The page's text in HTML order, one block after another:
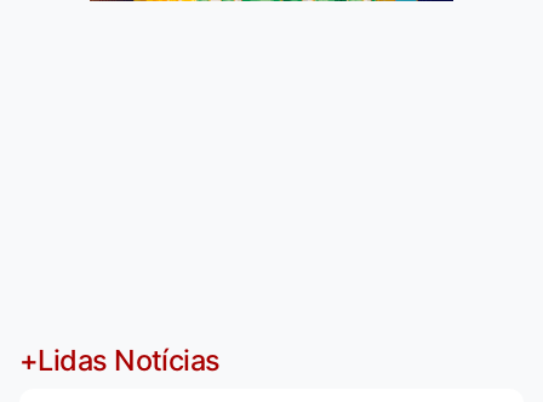
+Lidas Notícias